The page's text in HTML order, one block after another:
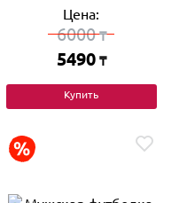
Цена:
6000₸
5490 ₸
Купить